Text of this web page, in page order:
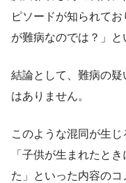
ピソードが知られて
が難病なのでは？」と
結論として、難病の
はありません。
このような混同が生
「子供が生まれたと
た」といった内容の